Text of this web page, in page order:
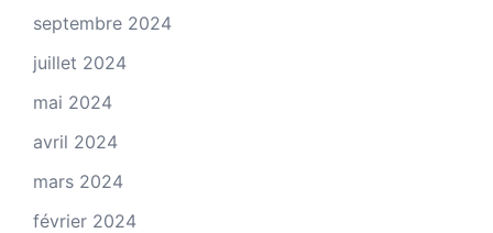
septembre 2024
juillet 2024
mai 2024
avril 2024
mars 2024
février 2024